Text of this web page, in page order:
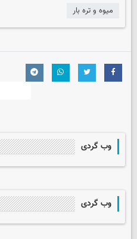
میوه و تره بار
وب گردی
وب گردی